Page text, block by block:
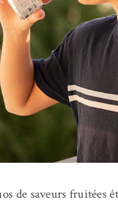
de saveurs fruitées